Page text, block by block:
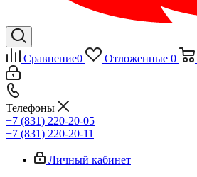
Сравнение0 Отложенные 0
Телефоны
+7 (831) 220-20-05
+7 (831) 220-20-11
Личный кабинет